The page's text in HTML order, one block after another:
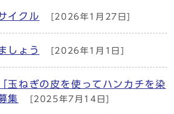
イクル [2026年1月27日]
しょう [2026年1月1日]
玉ねぎの皮を使ってハンカチを染
集
[2025年7月14日]